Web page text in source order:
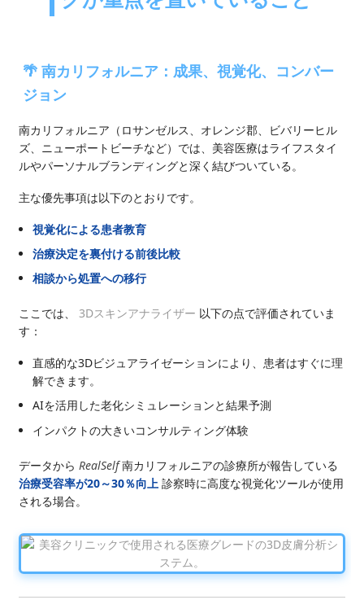
🌴 南カリフォルニア：成果、視覚化、コンバー
ジョン
南カリフォルニア（ロサンゼルス、オレンジ郡、ビバリーヒル
ズ、ニューポートビーチなど）では、美容医療はライフスタイ
ルやパーソナルブランディングと深く結びついている。
主な優先事項は以下のとおりです。
視覚化による患者教育
治療決定を裏付ける前後比較
相談から処置への移行
ここでは、 3Dスキンアナライザー 以下の点で評価されていま
す：
直感的な3Dビジュアライゼーションにより、患者はすぐに理
解できます。
AIを活用した老化シミュレーションと結果予測
インパクトの大きいコンサルティング体験
データから RealSelf南カリフォルニアの診療所が報告している
治療受容率が20～30％向上診察時に高度な視覚化ツールが使用
される場合。